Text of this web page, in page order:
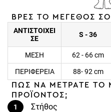
ΒΡΕΣ ΤΟ ΜΕΓΕΘΟΣ
ΑΝΤΙΣΤΟΙΧΕΙ
ΣΕ
S - 36
ΜΕΣΗ 62 - 66 cm
ΠΕΡΙΦΕΡΕΙΑ 88- 92 cm
ΠΩΣ ΝΑ ΜΕΤΡΑΤΕ ΤΟ
ΠΡΟΪΟΝΤΟΣ;
1
Στήθος